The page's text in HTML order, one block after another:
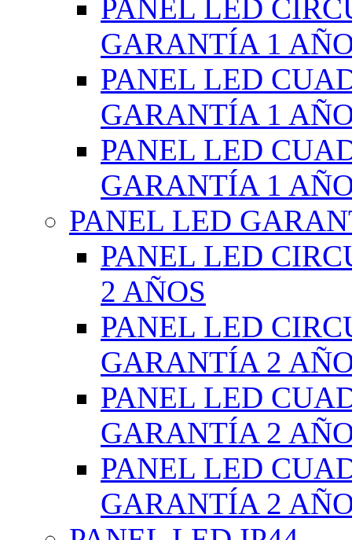
PANEL LED
GARANTÍA 1
PANEL LED
GARANTÍA 1
PANEL LED
GARANTÍA 1
PANEL LED
PANEL LED
2 AÑOS
PANEL LED
GARANTÍA 2
PANEL LED
GARANTÍA 2
PANEL LED
GARANTÍA 2